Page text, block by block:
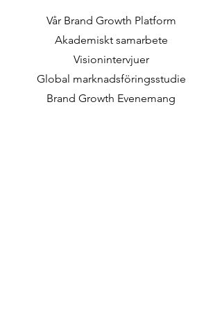
Vår Brand Growth Platform
Akademiskt samarbete
Visionintervjuer
Global marknadsföringsstudie
Brand Growth Evenemang